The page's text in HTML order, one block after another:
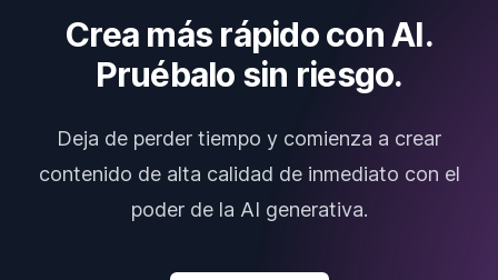
Crea más rápido con AI.
Pruébalo sin riesgo.
Deja de perder tiempo y comienza a crear
contenido de alta calidad de inmediato con el
poder de la AI generativa.